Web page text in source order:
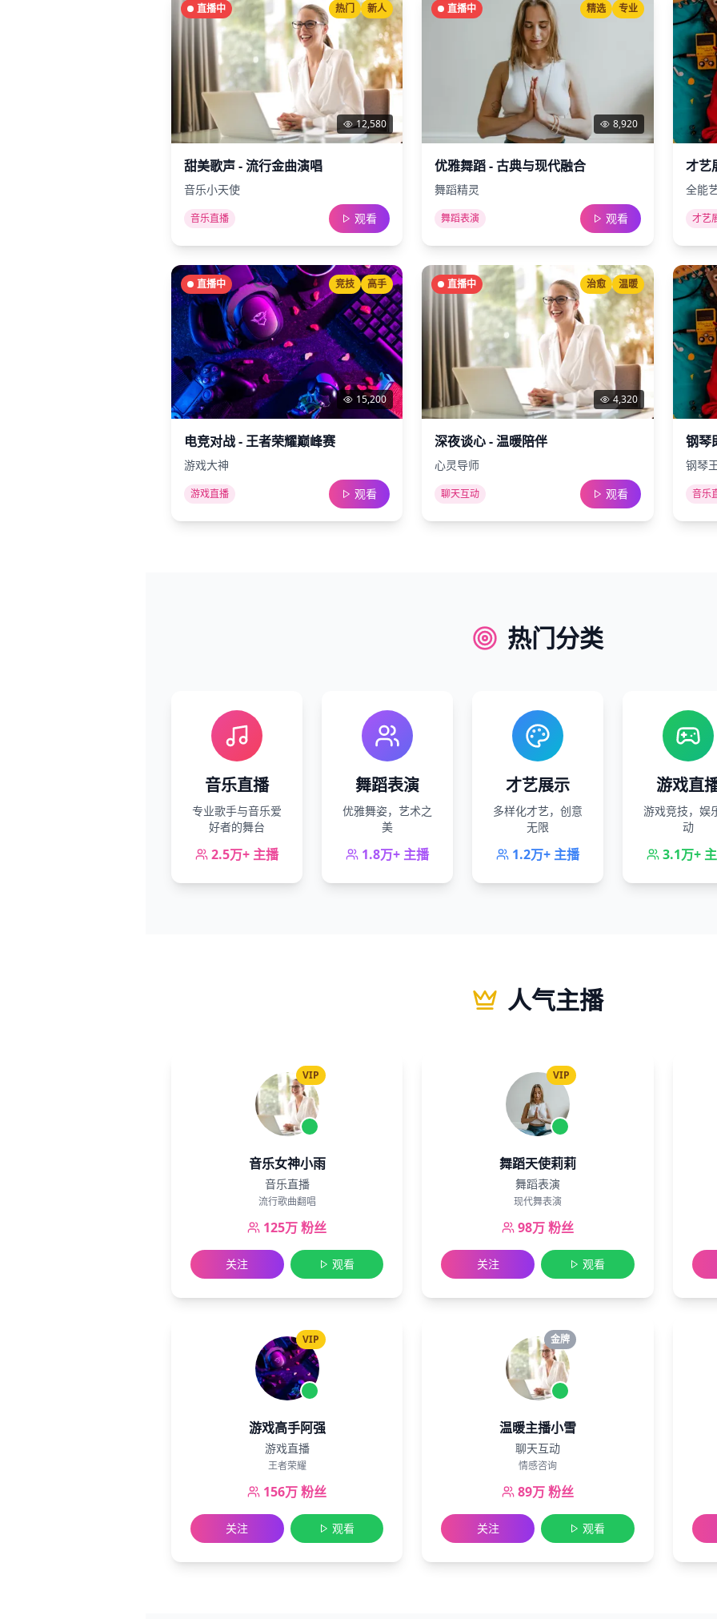
直播中
12,580
热门 新人
甜美歌声 - 流行金曲演唱
音乐小天使
音乐直播 观看
直播中
8,920
精选 专业
优雅舞蹈 - 古典与现代融合
舞蹈精灵
舞蹈表演 观看
才艺
全能
才艺
直播中
15,200
竞技 高手
电竞对战 - 王者荣耀巅峰赛
游戏大神
游戏直播 观看
直播中
4,320
治愈 温暖
深夜谈心 - 温暖陪伴
心灵导师
聊天互动 观看
钢琴
钢琴
音乐
热门分类
音乐直播
专业歌手与音乐爱
好者的舞台
2.5万+ 主播
舞蹈表演
优雅舞姿，艺术之
美
1.8万+ 主播
才艺展示
多样化才艺，创意
无限
1.2万+ 主播
游戏直
游戏竞技，娱
动
3.1万+
人气主播
VIP
音乐女神小雨
音乐直播
流行歌曲翻唱
125万粉丝
关注 观看
VIP
舞蹈天使莉莉
舞蹈表演
现代舞表演
98万粉丝
关注 观看
VIP
游戏高手阿强
游戏直播
王者荣耀
156万粉丝
关注 观看
金牌
温暖主播小雪
聊天互动
情感咨询
89万粉丝
关注 观看